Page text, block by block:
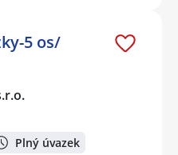
5 os/
Plný úvazek